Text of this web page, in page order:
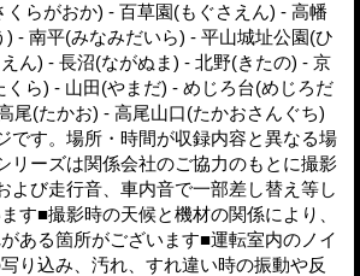
くらがおか) - 百草園(もぐさえん) - 高幡
- 南平(みなみだいら) - 平山城址公園(ひ
ん) - 長沼(ながぬま) - 北野(きたの) - 京
くら) - 山田(やまだ) - めじろ台(めじろだ
尾(たかお) - 高尾山口(たかおさんぐち)
です。場所・時間が収録内容と異なる場
リーズは関係会社のご協力のもとに撮影
よび走行音、車内音で一部差し替え等し
す■撮影時の天候と機材の関係により、
ある箇所がございます■運転室内のノイ
り込み、汚れ、すれ違い時の振動や反